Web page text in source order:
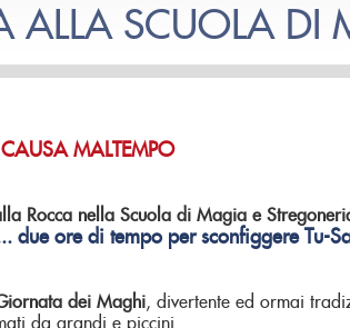
ALLA SCUOLA DI
MALTEMPO
Rocca nella Scuola di Magia e
due ore di tempo per sconfiggere Tu-
dei Maghi, divertente ed ormai
da grandi e piccini.